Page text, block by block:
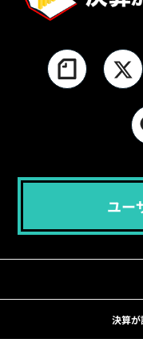
ユー
決算